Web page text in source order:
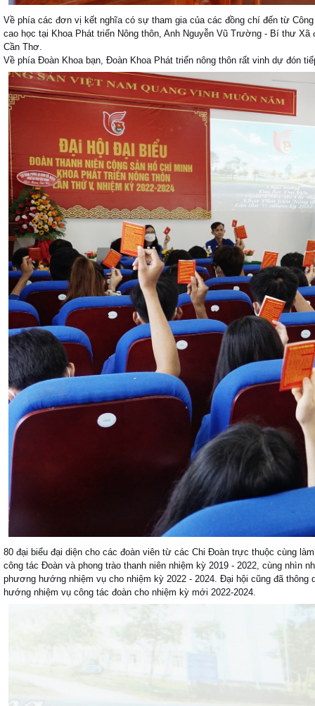
Về phía các đơn vị kết nghĩa có sự tham gia của các đồng chí đến từ
cao học tại Khoa Phát triển Nông thôn, Anh Nguyễn Vũ Trường - Bí thư
Cần Thơ.
Về phía Đoàn Khoa bạn, Đoàn Khoa Phát triển nông thôn rất vinh dự đón
80 đại biểu đại diện cho các đoàn viên từ các Chi Đoàn trực thuộc cùng
công tác Đoàn và phong trào thanh niên nhiệm kỳ 2019 - 2022, cùng nhìn
phương hướng nhiệm vụ cho nhiệm kỳ 2022 - 2024. Đại hội cũng đã
hướng nhiệm vụ công tác đoàn cho nhiệm kỳ mới 2022-2024.